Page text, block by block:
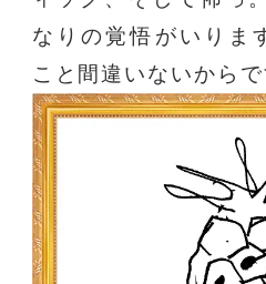
なりの覚悟がいりま
こと間違いないからで